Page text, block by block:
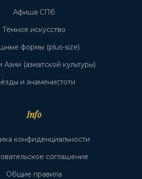
Афиша СПб
Тёмное искусство
формы (plus-size)
Азии (азиатской культуры)
и знаменистоти
Info
конфиденциальности
соглашение
Общие правила